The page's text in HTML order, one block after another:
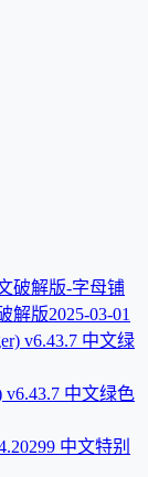
解版2025-03-01
v6.43.7 中文绿色